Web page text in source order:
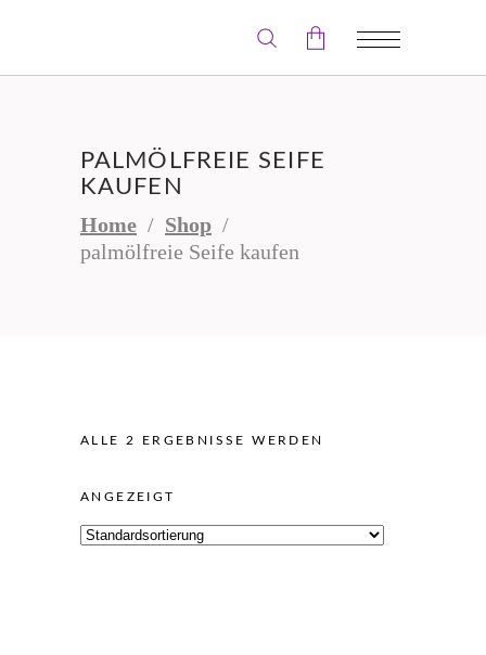
PALMÖLFREIE SEIFE
KAUFEN
Home / Shop /
palmölfreie Seife kaufen
ALLE 2 ERGEBNISSE WERDEN
ANGEZEIGT